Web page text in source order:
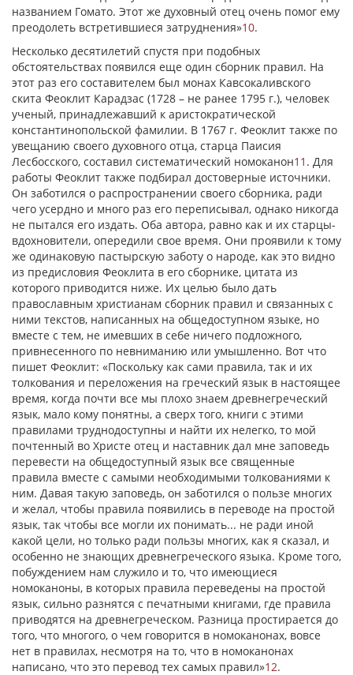
названием Гомато. Этот же духовный отец очень помог ему
преодолеть встретившиеся затруднения»10.
Несколько десятилетий спустя при подобных
обстоятельствах появился еще один сборник правил. На
этот раз его составителем был монах Кавсокаливского
скита Феоклит Карадзас (1728 – не ранее 1795 г.), человек
ученый, принадлежавший к аристократической
константинопольской фамилии. В 1767 г. Феоклит также по
увещанию своего духовного отца, старца Паисия
Лесбосского, составил систематический номоканон11 . Для
работы Феоклит также подбирал достоверные источники.
Он заботился о распространении своего сборника, ради
чего усердно и много раз его переписывал, однако никогда
не пытался его издать. Оба автора, равно как и их старцы-
вдохновители, опередили свое время. Они проявили к тому
же одинаковую пастырскую заботу о народе, как это видно
из предисловия Феоклита в его сборнике, цитата из
которого приводится ниже. Их целью было дать
православным христианам сборник правил и связанных с
ними текстов, написанных на общедоступном языке, но
вместе с тем, не имевших в себе ничего подложного,
привнесенного по невниманию или умышленно. Вот что
пишет Феоклит: «Поскольку как сами правила, так и их
толкования и переложения на греческий язык в настоящее
время, когда почти все мы плохо знаем древнегреческий
язык, мало кому понятны, а сверх того, книги с этими
правилами труднодоступны и найти их нелегко, то мой
почтенный во Христе отец и наставник дал мне заповедь
перевести на общедоступный язык все священные
правила вместе с самыми необходимыми толкованиями к
ним. Давая такую заповедь, он заботился о пользе многих
и желал, чтобы правила появились в переводе на простой
язык, так чтобы все могли их понимать... не ради иной
какой цели, но только ради пользы многих, как я сказал, и
особенно не знающих древнегреческого языка. Кроме того,
побуждением нам служило и то, что имеющиеся
номоканоны, в которых правила переведены на простой
язык, сильно разнятся с печатными книгами, где правила
приводятся на древнегреческом. Разница простирается до
того, что многого, о чем говорится в номоканонах, вовсе
нет в правилах, несмотря на то, что в номоканонах
написано, что это перевод тех самых правил»12.